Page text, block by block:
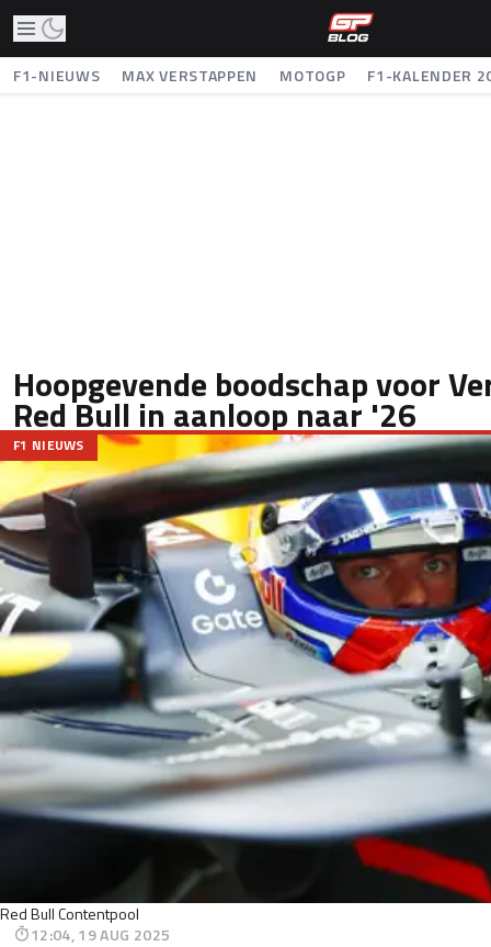
F1-NIEUWS MAX VERSTAPPEN MOTOGP F1-KALENDER
Hoopgevende boodschap voor
Red Bull in aanloop naar '26
Red Bull Contentpool
F1 NIEUWS
12:04, 19 AUG 2025